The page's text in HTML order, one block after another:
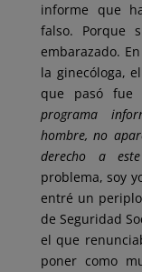
informe que
falso. Porque
embarazado.
la ginecóloga,
que pasó fue
programa
hombre, no
derecho a este
problema, soy
entré un
de Seguridad
el que
poner como